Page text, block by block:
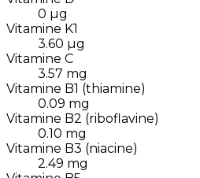
0 µg
Vitamine K1
3.60 µg
Vitamine C
3.57 mg
Vitamine B1 (thiamine)
0.09 mg
Vitamine B2 (riboflavine)
0.10 mg
Vitamine B3 (niacine)
2.49 mg